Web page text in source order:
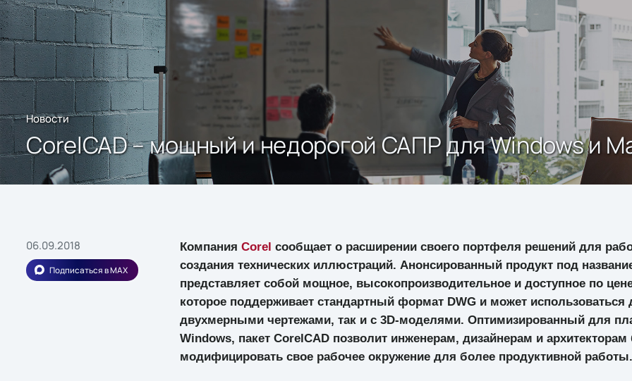
Новости
CorelCAD – мощный и недорогой САПР для Windows и
06.09.2018
Подписаться в MAX
Компания Corel сообщает о расширении своего портфеля решений для
создания технических иллюстраций. Анонсированный продукт под
представляет собой мощное, высокопроизводительное и доступное по
которое поддерживает стандартный формат DWG и может использоваться
двухмерными чертежами, так и с 3D-моделями. Оптимизированный для
Windows, пакет CorelCAD позволит инженерам, дизайнерам и
модифицировать свое рабочее окружение для более продуктивной работы.